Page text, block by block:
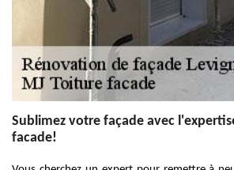
Sublimez votre façade avec
facade!